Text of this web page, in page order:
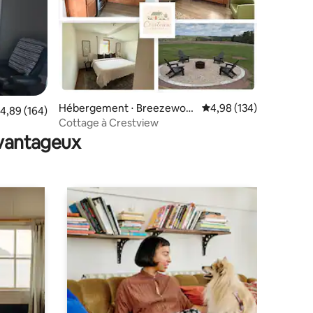
: 4,98 sur 5
moyenne sur la base de 164 commentaires : 4,89 sur 5
4,89 (164)
Hébergement ⋅ Breezewoo
d
Évaluation moyenne
4,98 (134)
Cottage à Crestview